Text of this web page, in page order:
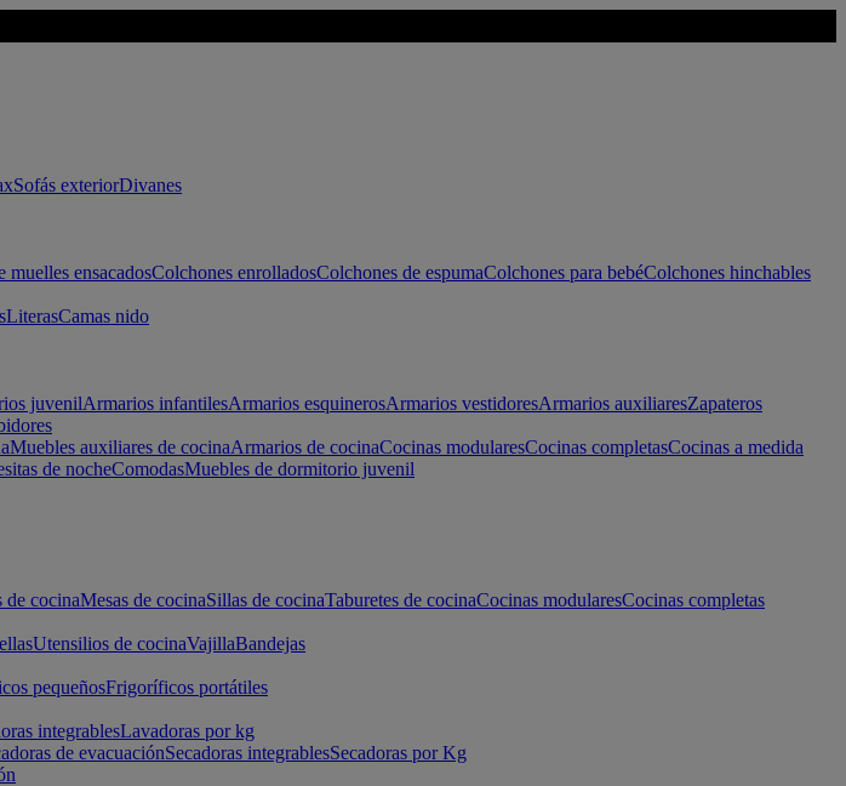
Sofás exteriorDivanes
muelles ensacadosColchones enrolladosColchones de espumaColchones para bebéColchones hinchables
LiterasCamas nido
juvenilArmarios infantilesArmarios esquinerosArmarios vestidoresArmarios auxiliaresZapateros
Muebles auxiliares de cocinaArmarios de cocinaCocinas modularesCocinas completasCocinas a medida
de nocheComodasMuebles de dormitorio juvenil
de cocinaMesas de cocinaSillas de cocinaTaburetes de cocinaCocinas modularesCocinas completas
Utensilios de cocinaVajillaBandejas
pequeñosFrigoríficos portátiles
integrablesLavadoras por kg
de evacuaciónSecadoras integrablesSecadoras por Kg